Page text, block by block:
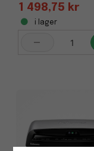
1 498,75 kr
i lager
-